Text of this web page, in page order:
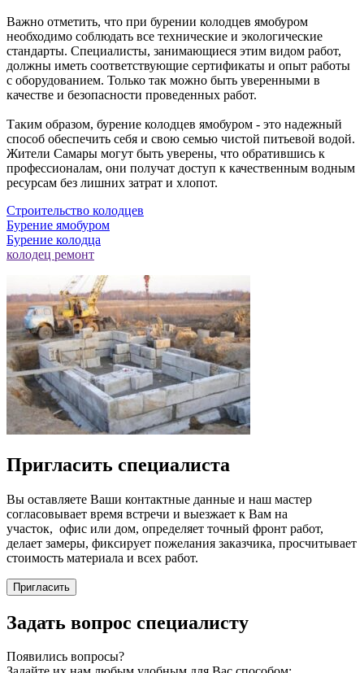
Важно отметить, что при бурении колодцев ямобуром
необходимо соблюдать все технические и экологические
стандарты. Специалисты, занимающиеся этим видом работ,
должны иметь соответствующие сертификаты и опыт работы
с оборудованием. Только так можно быть уверенными в
качестве и безопасности проведенных работ.
Таким образом, бурение колодцев ямобуром - это надежный
способ обеспечить себя и свою семью чистой питьевой водой.
Жители Самары могут быть уверены, что обратившись к
профессионалам, они получат доступ к качественным водным
ресурсам без лишних затрат и хлопот.
Строительство колодцев
Бурение ямобуром
Бурение колодца
колодец ремонт
Пригласить специалиста
Вы оставляете Ваши контактные данные и наш мастер
согласовывает время встречи и выезжает к Вам на
участок, офис или дом, определяет точный фронт работ,
делает замеры, фиксирует пожелания заказчика, просчитывает
стоимость материала и всех работ.
Пригласить
Задать вопрос специалисту
Появились вопросы?